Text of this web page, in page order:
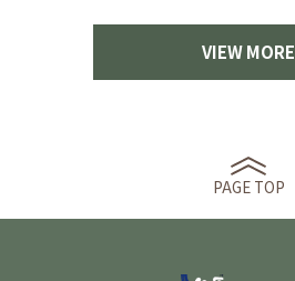
VIEW MORE
PAGE TOP